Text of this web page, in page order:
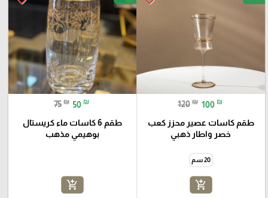
120 ₪ 100 ₪
طقم كاسات عصير محزز كعب
خصر واطار ذهبي
20 سم
add_shopping_cart
75 ₪ 50 ₪
طقم 6 كاسات ماء كريستال
بوهيمي مذهب
add_shopping_cart